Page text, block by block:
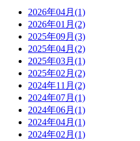
2026年04月(1)
2026年01月(2)
2025年09月(3)
2025年04月(2)
2025年03月(1)
2025年02月(2)
2024年11月(2)
2024年07月(1)
2024年06月(1)
2024年04月(1)
2024年02月(1)